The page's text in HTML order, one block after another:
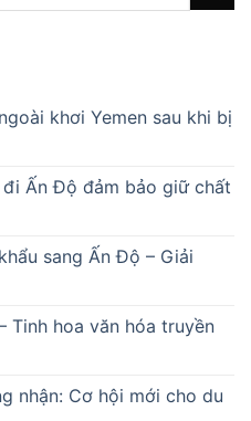
khơi Yemen sau khi bị
đi Ấn Độ đảm bảo giữ chất
sang Ấn Độ – Giải
Tinh hoa văn hóa truyền
nhận: Cơ hội mới cho du